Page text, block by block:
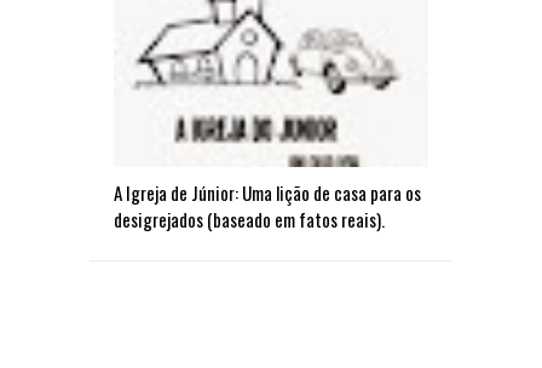
A Igreja de Júnior: Uma lição de casa para os
desigrejados (baseado em fatos reais).